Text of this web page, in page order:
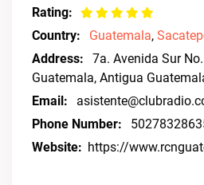
Rating:
Country:
Guatemala,
Address:
7a. Avenida Sur
Guatemala, Antigua
Email:
Phone Number:
Website: https://